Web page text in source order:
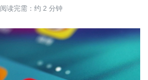
阅读完需：约 2 分钟